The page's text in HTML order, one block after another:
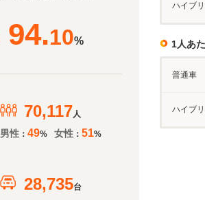
94.10%
70,117人
男性 ： 49% 女性 ： 51%
28,735台
ハイブ
1人あ
普通車
ハイブ